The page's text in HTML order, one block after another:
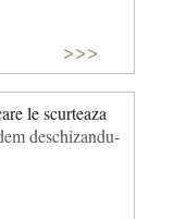
>>>
le scurteaza
deschizandu-